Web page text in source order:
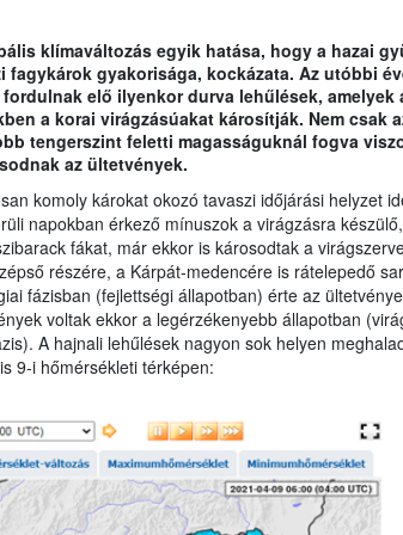
klímaváltozás egyik hatása, hogy a hazai
fagykárok gyakorisága, kockázata. Az utóbbi
elő ilyenkor durva lehűlések,
a korai virágzásúakat károsítják. Nem csak
tengerszint feletti magasságuknál fogva
az ültetvények.
komoly károkat okozó tavaszi időjárási helyzet
napokban érkező mínuszok a virágzásra
fákat, már ekkor is károsodtak a
részére, a Kárpát-medencére is rátelepedő
fázisban (fejlettségi állapotban) érte az
voltak ekkor a legérzékenyebb állapotban
A hajnali lehűlések nagyon sok helyen
9-i hőmérsékleti térképen: